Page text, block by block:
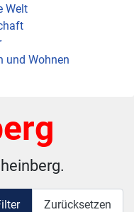
Welt
und Wohnen
Zurücksetzen